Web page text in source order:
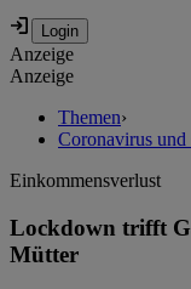
Anzeige
Anzeige
Themen›
Coronavirus
Einkommensverlust
Lockdown trifft
Mütter